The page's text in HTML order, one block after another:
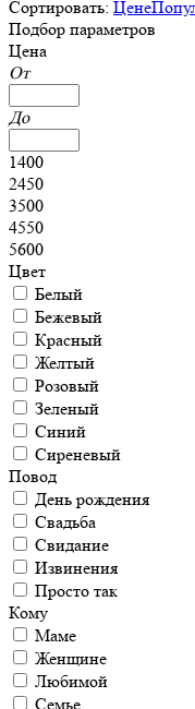
Сортировать: Цене
Подбор параметров
Цена
От
До
1400
2450
3500
4550
5600
Цвет
Белый
Бежевый
Красный
Желтый
Розовый
Зеленый
Синий
Сиреневый
Повод
День рождения
Свадьба
Свидание
Извинения
Просто так
Кому
Маме
Женщине
Любимой
Семье